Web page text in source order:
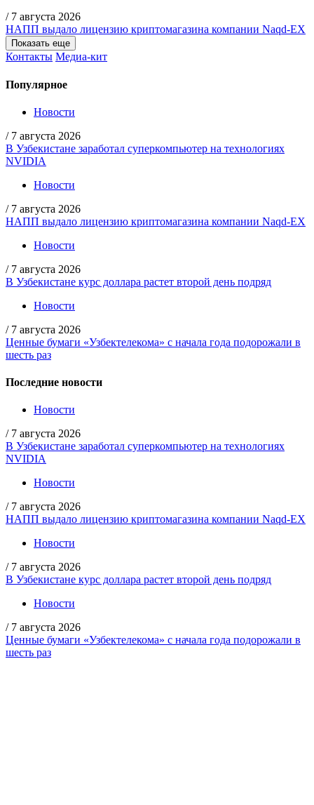
/ 7 августа 2026
НАПП выдало лицензию криптомагазина компании Naqd-EX
Показать еще
Контакты Медиа-кит
Популярное
Новости
/ 7 августа 2026
В Узбекистане заработал суперкомпьютер на технологиях
NVIDIA
Новости
/ 7 августа 2026
НАПП выдало лицензию криптомагазина компании Naqd-EX
Новости
/ 7 августа 2026
В Узбекистане курс доллара растет второй день подряд
Новости
/ 7 августа 2026
Ценные бумаги «Узбектелекома» с начала года подорожали в
шесть раз
Последние новости
Новости
/ 7 августа 2026
В Узбекистане заработал суперкомпьютер на технологиях
NVIDIA
Новости
/ 7 августа 2026
НАПП выдало лицензию криптомагазина компании Naqd-EX
Новости
/ 7 августа 2026
В Узбекистане курс доллара растет второй день подряд
Новости
/ 7 августа 2026
Ценные бумаги «Узбектелекома» с начала года подорожали в
шесть раз